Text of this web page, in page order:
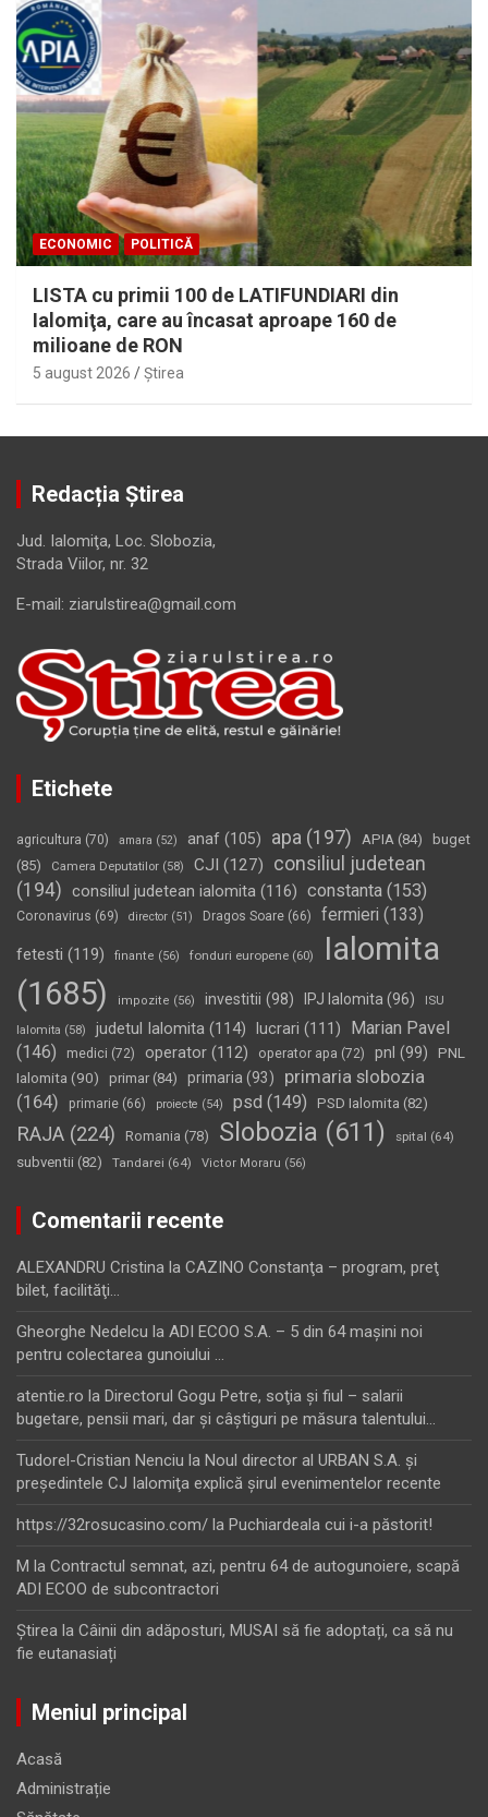
ECONOMIC POLITICĂ
LISTA cu primii 100 de LATIFUNDIARI din
Ialomiţa, care au încasat aproape 160 de
milioane de RON
5 august 2026 Ştirea
Redacția Știrea
Jud. Ialomiţa, Loc. Slobozia,
Strada Viilor, nr. 32
E-mail: ziarulstirea@gmail.com
Etichete
agricultura (70) amara (52) anaf (105) apa (197) APIA (84)
buget
(85)
Camera Deputatilor (58) CJI (127)
consiliul judetean
(194) consiliul judetean ialomita (116) constanta (153)
Coronavirus (69) director (51) Dragos Soare (66) fermieri (133)
fetesti (119) finante (56) fonduri europene (60)
Ialomita
(1685)
impozite (56) investitii (98) IPJ Ialomita (96) ISU
Ialomita (58) judetul Ialomita (114) lucrari (111)
Marian Pavel
(146)
medici (72) operator (112) operator apa (72) pnl (99)
PNL
Ialomita (90) primar(84) primaria (93)
primaria slobozia
(164)
primarie (66) proiecte (54) psd (149) PSD Ialomita (82)
RAJA (224) Romania (78) Slobozia (611) spital (64)
subventii (82) Tandarei (64) Victor Moraru (56)
Comentarii recente
ALEXANDRU Cristina la CAZINO Constanţa – program, preţ
bilet, facilităţi…
Gheorghe Nedelcu la ADI ECOO S.A. – 5 din 64 maşini noi
pentru colectarea gunoiului …
atentie.ro la Directorul Gogu Petre, soţia şi fiul – salarii
bugetare, pensii mari, dar şi câştiguri pe măsura talentului…
Tudorel-Cristian Nenciu la Noul director al URBAN S.A. şi
preşedintele CJ Ialomiţa explică şirul evenimentelor recente
https://32rosucasino.com/ la Puchiardeala cui i-a păstorit!
M la Contractul semnat, azi, pentru 64 de autogunoiere, scapă
ADI ECOO de subcontractori
Ştirea la Câinii din adăposturi, MUSAI să fie adoptați, ca să nu
fie eutanasiați
Meniul principal
Acasă
Administrație